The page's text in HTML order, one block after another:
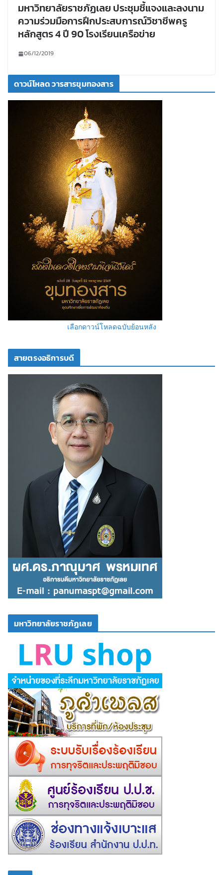
มหาวิทยาลัยราชภัฏเลย ประชุมชี้แจงและลงนาม
ความร่วมมือการฝึกประสบการณ์วิชาชีพครู
หลักสูตร 4 ปี 90 โรงเรียนเครือข่าย
06/12/2019
ดาวน์โหลด วารสารขุมทองสาร
เลือกดาวน์โหลดฉบับย้อนหลัง
สายตรงอธิการบดี
มหาวิทยาลัยราชภัฏเลย